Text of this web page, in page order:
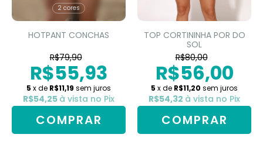
2 cores
HOTPANT CONCHAS
R$79,90
R$55,93
5 x de R$11,19 sem juros
R$54,25 à vista no Pix
COMPRAR
TOP CORTININHA POR DO
SOL
R$80,00
R$56,00
5 x de R$11,20 sem juros
R$54,32 à vista no Pix
COMPRAR